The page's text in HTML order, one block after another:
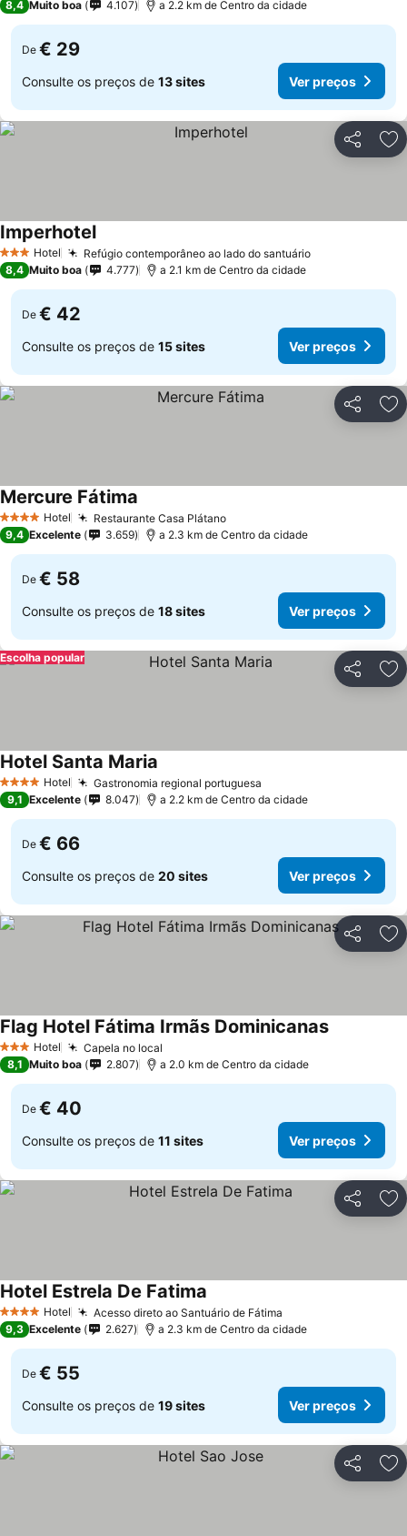
8,4 Muito boa 4.107 a 2.2 km de Centro da cidade
De € 29
Consulte os preços de 13 sites Ver preços
Partilhar
3 EstrelasHotel Refúgio contemporâneo ao lado do santuárioVer preços
ImperhotelVer preços
8,4 Muito boa 4.777 a 2.1 km de Centro da cidade
De € 42
Consulte os preços de 15 sites Ver preços
Partilhar
4 EstrelasHotel Restaurante Casa PlátanoVer preços
Mercure Fátima
9,4 Excelente 3.659 a 2.3 km de Centro da cidade
De € 58
Consulte os preços de 18 sites Ver preços
Partilhar
Escolha popular
4 EstrelasHotel Gastronomia regional portuguesa
Hotel Santa Maria
9,1 Excelente 8.047 a 2.2 km de Centro da cidade
De € 66
Consulte os preços de 20 sites Ver preços
Partilhar
3 EstrelasHotel Capela no local
Flag Hotel Fátima Irmãs DominicanasVer preços
8,1 Muito boa 2.807 a 2.0 km de Centro da cidade
De € 40
Consulte os preços de 11 sites Ver preços
Partilhar
4 EstrelasHotel Acesso direto ao Santuário de Fátima
Hotel Estrela De Fatima
9,3 Excelente 2.627 a 2.3 km de Centro da cidade
De € 55
Consulte os preços de 19 sites Ver preços
Partilhar